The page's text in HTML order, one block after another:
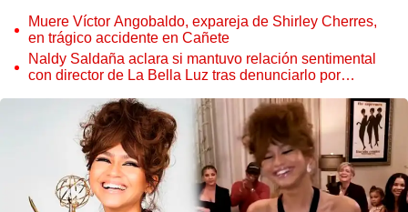
Muere Víctor Angobaldo, expareja de Shirley Cherres,
en trágico accidente en Cañete
Naldy Saldaña aclara si mantuvo relación sentimental
con director de La Bella Luz tras denunciarlo por